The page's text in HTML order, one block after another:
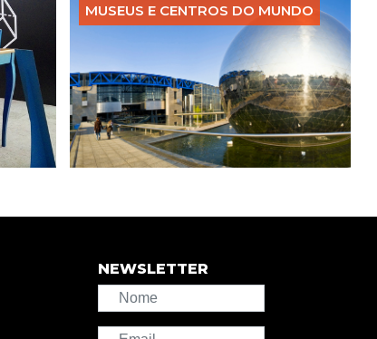
MUSEUS E CENTROS DO MUNDO
NEWSLETTER